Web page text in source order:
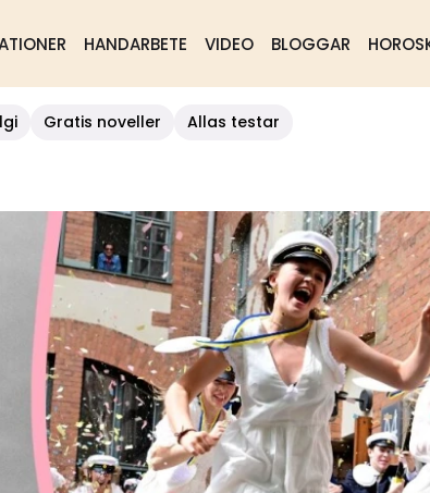
HANDARBETE VIDEO BLOGGAR
Gratis noveller Allas testar